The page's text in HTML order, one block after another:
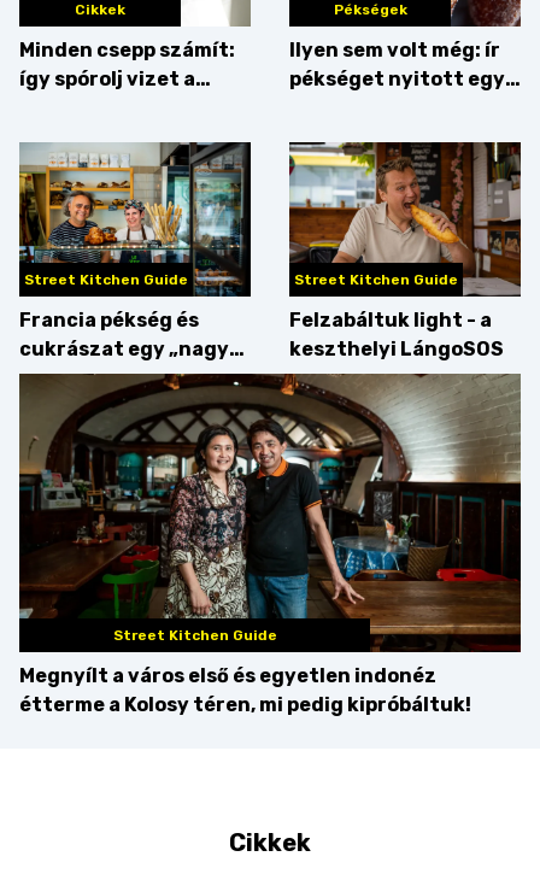
Cikkek
Minden csepp számít:
így spórolj vizet a
Pékségek
Ilyen sem volt még: ír
pékséget nyitott egy
Street Kitchen Guide
Francia pékség és
cukrászat egy „nagy
csipetnyi” empátiával
Street Kitchen Guide
Felzabáltuk light - a
keszthelyi LángoSOS
Street Kitchen Guide
Megnyílt a város első és egyetlen indonéz
étterme a Kolosy téren, mi pedig kipróbáltuk!
Cikkek